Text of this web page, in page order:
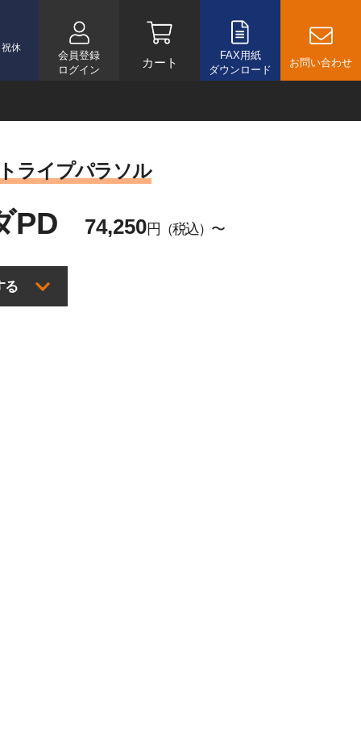
x 3m(GI3030) 直径3.5m(TO3500)
x 4m(TQ3040) 2m x 3m(NB2030)
休
会員登録
ログイン
カート
FAX用紙
ダウンロード
お問い合わせ
ライプパラソル
PD 74,250円（税込）〜
る